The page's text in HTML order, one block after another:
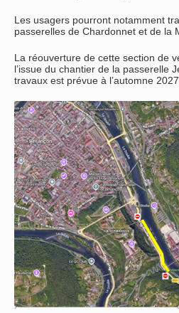
Les usagers pourront notamment
passerelles de Chardonnet et de la
La réouverture de cette section de
l’issue du chantier de la passerelle
travaux est prévue à l’automne 2027.